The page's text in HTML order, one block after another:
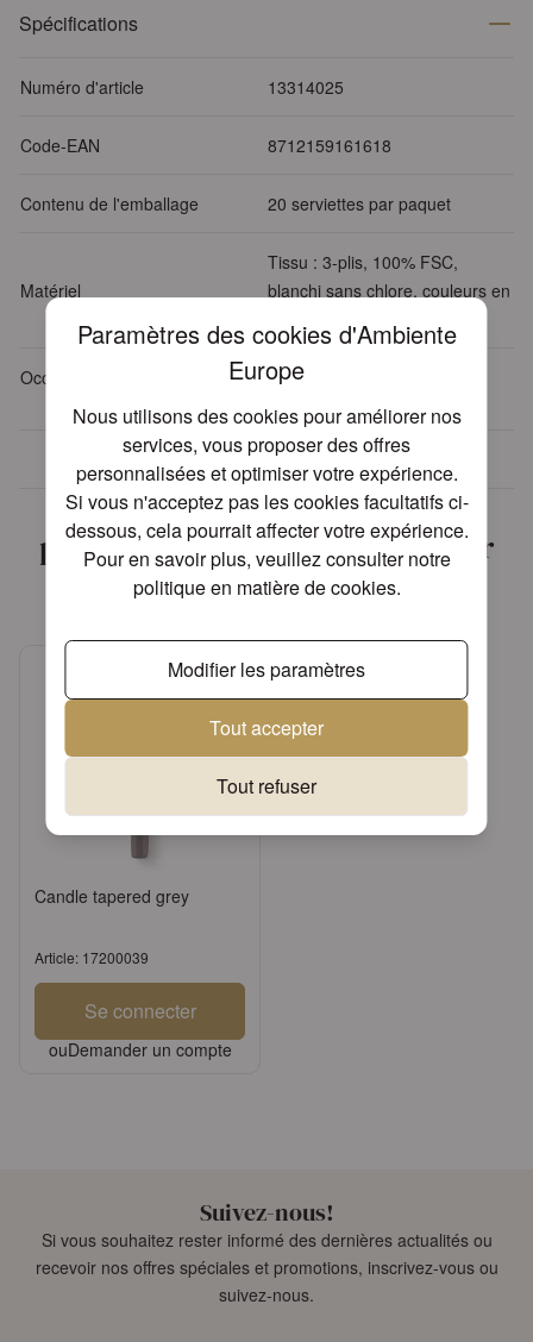
Paramètres des cookies d'Ambiente
Europe
Nous utilisons des cookies pour améliorer nos
services, vous proposer des offres
personnalisées et optimiser votre expérience.
Si vous n'acceptez pas les cookies facultatifs ci-
dessous, cela pourrait affecter votre expérience.
Pour en savoir plus, veuillez consulter notre
politique en matière de cookies.
Modifier les paramètres
Tout accepter
Tout refuser
Spécifications
Numéro d'article 13314025
Code-EAN 8712159161618
Contenu de l'emballage 20 serviettes par paquet
Matériel
Tissu : 3-plis, 100% FSC,
blanchi sans chlore, couleurs en
Occasion Deuil
Plus de 30 ans d'expérience
Nous avons trouvé d'autres
produits que vous pourriez aimer
!
Candle tapered grey
Article: 17200039
Se connecter
ouDemander un compte
Suivez-nous!
Si vous souhaitez rester informé des dernières actualités ou
recevoir nos offres spéciales et promotions, inscrivez-vous ou
suivez-nous.